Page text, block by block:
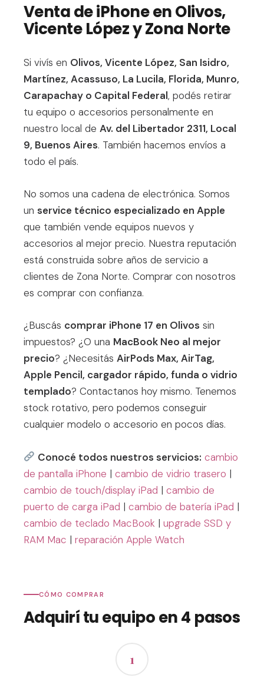
Venta de iPhone en Olivos,
Vicente López y Zona Norte
Si vivís en Olivos, Vicente López, San Isidro,
Martínez, Acassuso, La Lucila, Florida, Munro,
Carapachay o Capital Federal, podés retirar
tu equipo o accesorios personalmente en
nuestro local de Av. del Libertador 2311, Local
9, Buenos Aires. También hacemos envíos a
todo el país.
No somos una cadena de electrónica. Somos
un service técnico especializado en Apple
que también vende equipos nuevos y
accesorios al mejor precio. Nuestra reputación
está construida sobre años de servicio a
clientes de Zona Norte. Comprar con nosotros
es comprar con confianza.
¿Buscás comprar iPhone 17 en Olivos sin
impuestos? ¿O una MacBook Neo al mejor
precio? ¿Necesitás AirPods Max, AirTag,
Apple Pencil, cargador rápido, funda o vidrio
templado? Contactanos hoy mismo. Tenemos
stock rotativo, pero podemos conseguir
cualquier modelo o accesorio en pocos días.
Conocé todos nuestros servicios: cambio
de pantalla iPhone | cambio de vidrio trasero |
cambio de touch/display iPad | cambio de
puerto de carga iPad | cambio de batería iPad |
cambio de teclado MacBook | upgrade SSD y
RAM Mac | reparación Apple Watch
CÓMO COMPRAR
Adquirí tu equipo en 4 pasos
1